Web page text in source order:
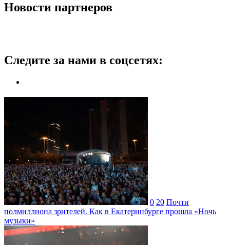
Новости партнеров
Следите за нами в соцсетях:
0 20 Почти
полмиллиона зрителей. Как в Екатеринбурге прошла «Ночь
музыки»